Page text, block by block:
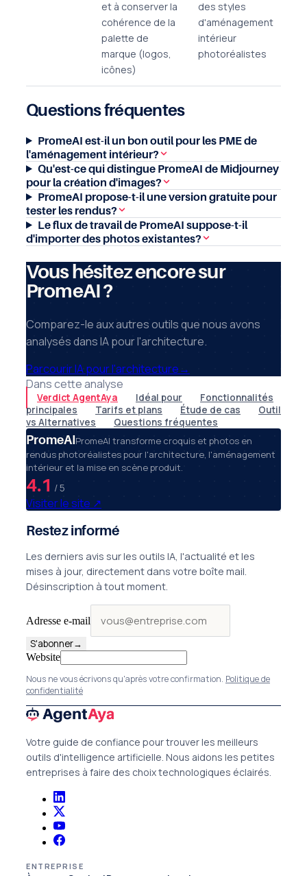
et à conserver la
cohérence de la
palette de
marque (logos,
icônes)
des styles
d'aménagement
intérieur
photoréalistes
Questions fréquentes
PromeAI est-il un bon outil pour les PME de
l'aménagement intérieur?
Qu'est-ce qui distingue PromeAI de Midjourney
pour la création d'images?
PromeAI propose-t-il une version gratuite pour
tester les rendus?
Le flux de travail de PromeAI suppose-t-il
d'importer des photos existantes?
Vous hésitez encore sur
PromeAI ?
Comparez-le aux autres outils que nous avons
analysés dans IA pour l'architecture.
Parcourir IA pour l'architecture→
Dans cette analyse
Verdict AgentAya Idéal pour
Fonctionnalités
principales
Tarifs et plans Étude de cas
Outil
vs Alternatives
Questions fréquentes
PromeAIPromeAI transforme croquis et photos en
rendus photoréalistes pour l'architecture, l'aménagement
intérieur et la mise en scène produit.
4.1 / 5
Visiter le site ↗
Restez informé
Les derniers avis sur les outils IA, l'actualité et les
mises à jour, directement dans votre boîte mail.
Désinscription à tout moment.
Adresse e-mail
S'abonner→
Website
Nous ne vous écrivons qu'après votre confirmation. Politique de
confidentialité
Votre guide de confiance pour trouver les meilleurs
outils d'intelligence artificielle. Nous aidons les petites
entreprises à faire des choix technologiques éclairés.
ENTREPRISE